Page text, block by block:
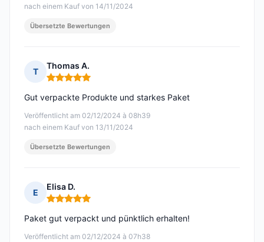
nach einem Kauf von 14/11/2024
Übersetzte Bewertungen
T
Thomas A.
Hinweis: 5 von 5
Veröffentlicht am 02/12/2024 à 08h39
nach einem Kauf von 13/11/2024
Gut verpackte Produkte und starkes Paket
Übersetzte Bewertungen
E
Elisa D.
Hinweis: 5 von 5
Veröffentlicht am 02/12/2024 à 07h38
Paket gut verpackt und pünktlich erhalten!